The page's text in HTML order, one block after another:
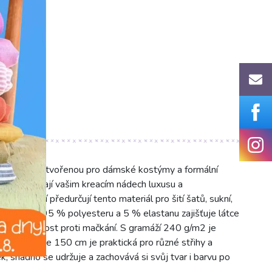
green“, stvořenou pro dámské kostýmy a formální
dodají vašim kreacím nádech luxusu a
splývání předurčují tento materiál pro šití šatů, sukní,
Složení 95 % polyesteru a 5 % elastanu zajišťuje látce
odolnost proti mačkání. S gramáží 240 g/m2 je
Šíře 150 cm je praktická pro různé střihy a
snadno se udržuje a zachovává si svůj tvar i barvu po